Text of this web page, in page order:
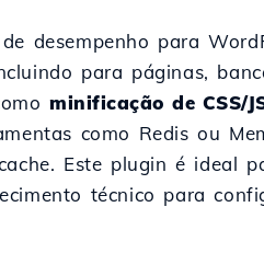
desempenho para
para páginas,
minificação de CSS/
como Redis ou
Este plugin é ideal
técnico para